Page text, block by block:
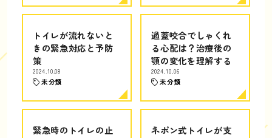
トイレが流れないと
きの緊急対応と予防
策
2024.10.08
未分類
過蓋咬合でしゃくれ
る心配は？治療後の
顎の変化を理解する
2024.10.06
未分類
緊急時のトイレの止
ネポン式トイレが支